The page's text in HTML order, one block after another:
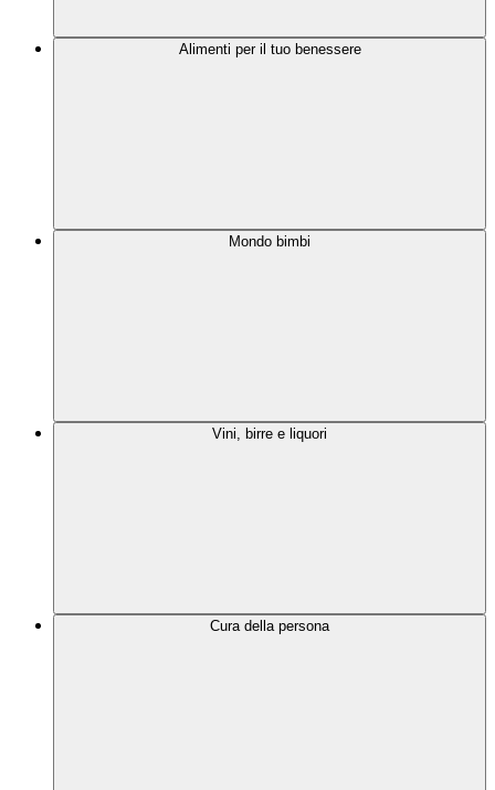
Alimenti per il tuo benessere
Mondo bimbi
Vini, birre e liquori
Cura della persona